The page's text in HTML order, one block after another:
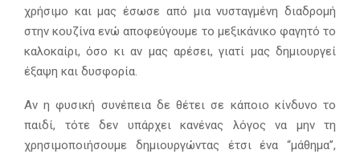
χρήσιμο και μας έσωσε από μια νυσταγμένη διαδρομή
στην κουζίνα ενώ αποφεύγουμε το μεξικάνικο φαγητό το
καλοκαίρι, όσο κι αν μας αρέσει, γιατί μας δημιουργεί
έξαψη και δυσφορία.
Αν η φυσική συνέπεια δε θέτει σε κάποιο κίνδυνο το
παιδί, τότε δεν υπάρχει κανένας λόγος να μην τη
χρησιμοποιήσουμε δημιουργώντας έτσι ένα “μάθημα”,